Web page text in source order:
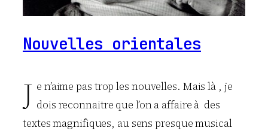
Nouvelles orientales
J e n’aime pas trop les nouvelles. Mais là , je
dois reconnaitre que l’on a affaire à des
textes magnifiques, au sens presque musical